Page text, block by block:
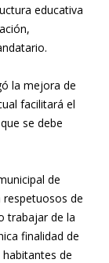
educativa
la mejora de
facilitará el
se debe
de
respetuosos de
trabajar de la
finalidad de
de